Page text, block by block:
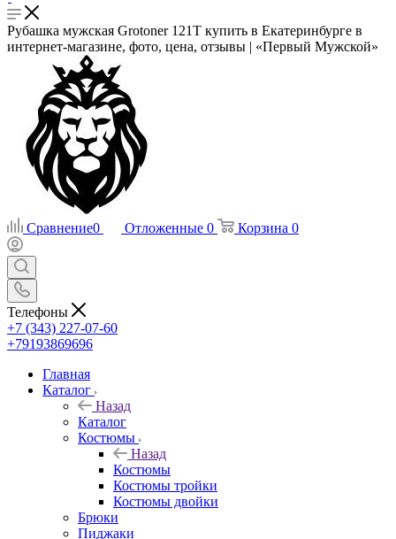
Рубашка мужская Grotoner 121T купить в Екатеринбурге в
интернет-магазине, фото, цена, отзывы | «Первый Мужской»
Сравнение0 Отложенные 0 Корзина 0
Телефоны
+7 (343) 227-07-60
+79193869696
Главная
Каталог
Назад
Каталог
Костюмы
Назад
Костюмы
Костюмы тройки
Костюмы двойки
Брюки
Пиджаки